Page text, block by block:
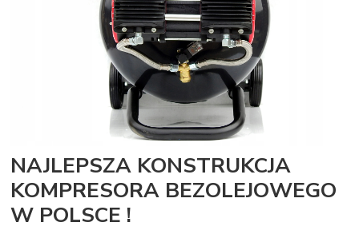
NAJLEPSZA KONSTRUKCJA
KOMPRESORA BEZOLEJOWEGO
W POLSCE !